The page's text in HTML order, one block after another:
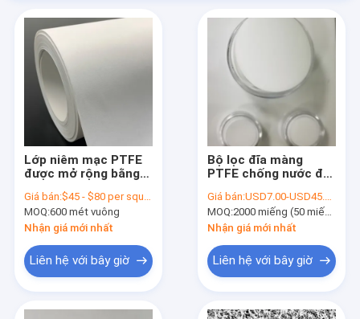
Lớp niêm mạc PTFE
được mở rộng bằng
micron với lớp hỗ trợ
polypropylene
Giá bán:$45 - $80 per square meter
MOQ:600 mét vuông
Nhận giá mới nhất
Liên hệ với bây giờ
Bộ lọc đĩa màng
PTFE chống nước để
Giá bán:USD7.00-USD45.00 per pack
MOQ:2000 miếng (50 miếng/gói)
Nhận giá mới nhất
Liên hệ với bây giờ